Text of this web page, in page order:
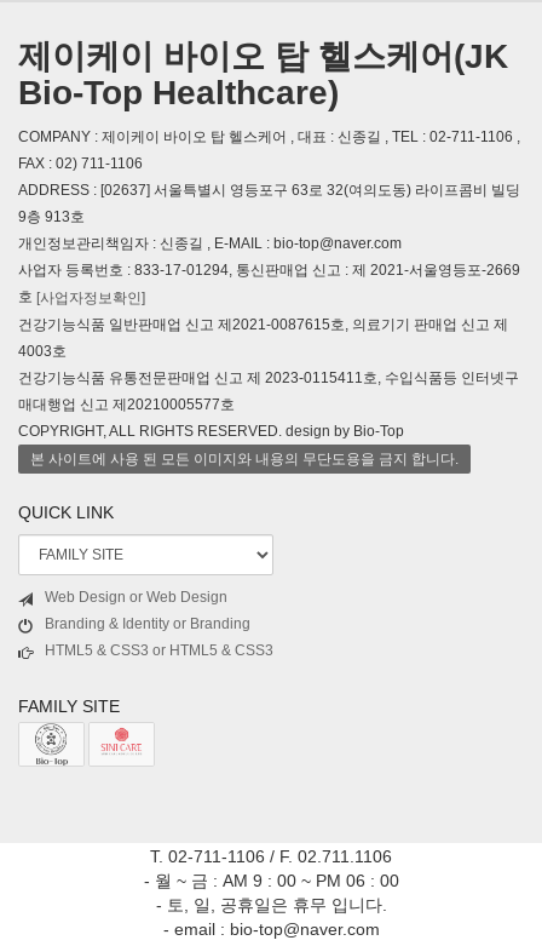
제이케이 바이오 탑 헬스케어(JK
Bio-Top Healthcare)
COMPANY : 제이케이 바이오 탑 헬스케어 , 대표 : 신종길 , TEL : 02-711-1106 ,
FAX : 02) 711-1106
ADDRESS : [02637] 서울특별시 영등포구 63로 32(여의도동) 라이프콤비 빌딩
9층 913호
개인정보관리책임자 : 신종길 , E-MAIL : bio-top@naver.com
사업자 등록번호 : 833-17-01294, 통신판매업 신고 : 제 2021-서울영등포-2669
호 [사업자정보확인]
건강기능식품 일반판매업 신고 제2021-0087615호, 의료기기 판매업 신고 제
4003호
건강기능식품 유통전문판매업 신고 제 2023-0115411호, 수입식품등 인터넷구
매대행업 신고 제20210005577호
COPYRIGHT, ALL RIGHTS RESERVED. design by Bio-Top
본 사이트에 사용 된 모든 이미지와 내용의 무단도용을 금지 합니다.
QUICK LINK
Web Design or Web Design
Branding & Identity or Branding
HTML5 & CSS3 or HTML5 & CSS3
FAMILY SITE
T. 02-711-1106 / F. 02.711.1106
- 월 ~ 금 : AM 9 : 00 ~ PM 06 : 00
- 토, 일, 공휴일은 휴무 입니다.
- email : bio-top@naver.com